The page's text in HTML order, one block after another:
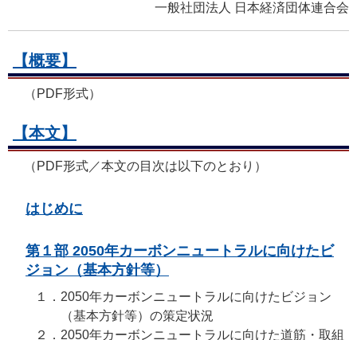
一般社団法人 日本経済団体連合会
【概要】
（PDF形式）
【本文】
（PDF形式／本文の目次は以下のとおり）
はじめに
第１部 2050年カーボンニュートラルに向けたビ
ジョン（基本方針等）
１． 2050年カーボンニュートラルに向けたビジョン
（基本方針等）の策定状況
２． 2050年カーボンニュートラルに向けた道筋・取組